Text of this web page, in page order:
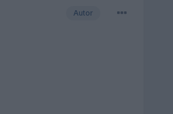
Autor